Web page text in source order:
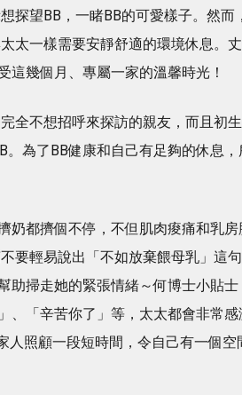
探望BB，一睹BB的可愛樣子。然而，
太一樣需要安靜舒適的環境休息。丈
幾個月、專屬一家的溫馨時光！
全不想招呼來探訪的親友，而且初生
。為了BB健康和自己有足夠的休息，
奶都擠個不停，不但肌肉痠痛和乳房
要輕易說出「不如放棄餵母乳」這句
掃走她的緊張情緒～何博士小貼士
、「辛苦你了」等，太太都會非常感
人照顧一段短時間，令自己有一個空